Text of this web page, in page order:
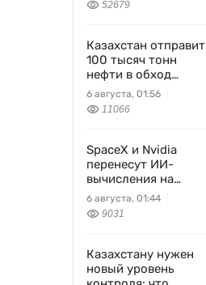
52679
Казахстан отправит
100 тысяч тонн
нефти в обход
России
6 августа, 01:56
11066
SpaceX и Nvidia
перенесут ИИ-
вычисления на
орбиту
6 августа, 01:44
9031
Казахстану нужен
новый уровень